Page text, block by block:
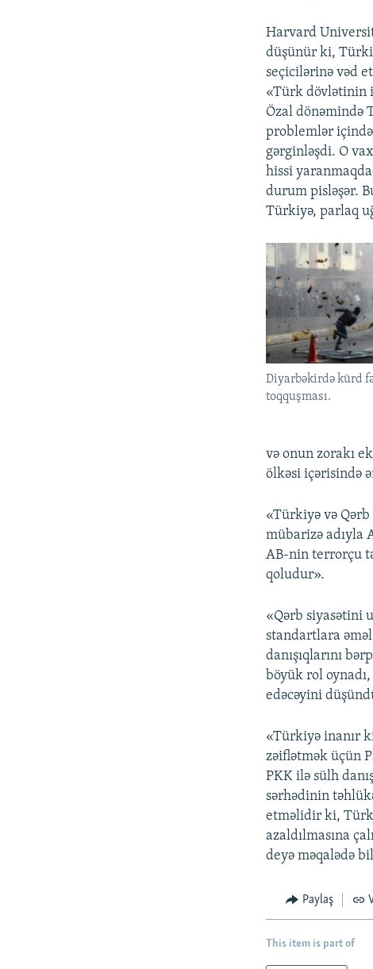
Harvard
düşünür ki,
seçicilərinə vəd
«Türk dövlətinin
Özal dönəmində
problemlər
gərginləşdi. O
hissi
durum pisləşər.
Türkiyə, parlaq
Diyarbəkirdə kürd
toqquşması.
və onun zorakı
ölkəsi içərisində
«Türkiyə və
mübarizə adıyla
AB-nin terrorçu
qoludur».
«Qərb siyasətini
standartlara
danışıqlarını
böyük rol
edəcəyini
«Türkiyə inanır
zəiflətmək üçün
PKK ilə sülh
sərhədinin
etməlidir ki,
azaldılmasına
deyə məqalədə
Paylaş
This item is part of